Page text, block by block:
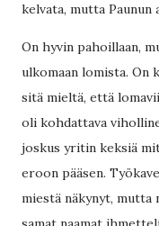
kelvata, mutta Paunun
On hyvin pahoillaan,
ulkomaan lomista. On
sitä mieltä, että
oli kohdattava
joskus yritin keksiä
eroon pääsen.
miestä näkynyt, mutta